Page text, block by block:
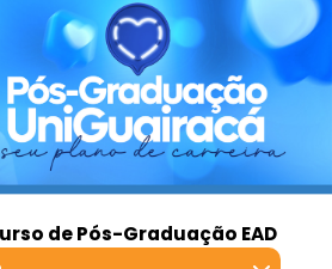
de Pós-Graduação EAD